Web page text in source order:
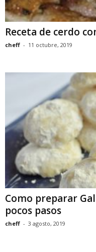
Receta de cerdo
cheff - 11 octubre, 2019
Como preparar
pocos pasos
cheff - 3 agosto, 2019